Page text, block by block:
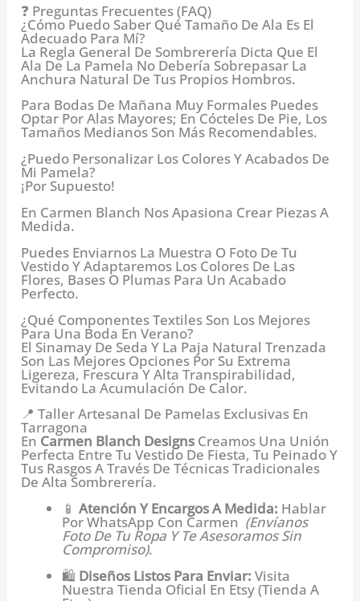
❓ Preguntas Frecuentes (FAQ)
¿Cómo Puedo Saber Qué Tamaño De Ala Es El
Adecuado Para Mí?
La Regla General De Sombrerería Dicta Que El
Ala De La Pamela No Debería Sobrepasar La
Anchura Natural De Tus Propios Hombros.
Para Bodas De Mañana Muy Formales Puedes
Optar Por Alas Mayores; En Cócteles De Pie, Los
Tamaños Medianos Son Más Recomendables.
¿Puedo Personalizar Los Colores Y Acabados De
Mi Pamela?
¡Por Supuesto!
En Carmen Blanch Nos Apasiona Crear Piezas A
Medida.
Puedes Enviarnos La Muestra O Foto De Tu
Vestido Y Adaptaremos Los Colores De Las
Flores, Bases O Plumas Para Un Acabado
Perfecto.
¿Qué Componentes Textiles Son Los Mejores
Para Una Boda En Verano?
El Sinamay De Seda Y La Paja Natural Trenzada
Son Las Mejores Opciones Por Su Extrema
Ligereza, Frescura Y Alta Transpirabilidad,
Evitando La Acumulación De Calor.
📍 Taller Artesanal De Pamelas Exclusivas En
Tarragona
En Carmen Blanch Designs Creamos Una Unión
Perfecta Entre Tu Vestido De Fiesta, Tu Peinado Y
Tus Rasgos A Través De Técnicas Tradicionales
De Alta Sombrerería.
📱Atención Y Encargos A Medida: Hablar
Por WhatsApp Con Carmen (Envíanos
Foto De Tu Ropa Y Te Asesoramos Sin
Compromiso).
🛍️ Diseños Listos Para Enviar: Visita
Nuestra Tienda Oficial En Etsy (Tienda A